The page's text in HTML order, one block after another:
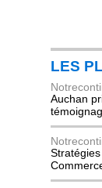
LES
Auchan